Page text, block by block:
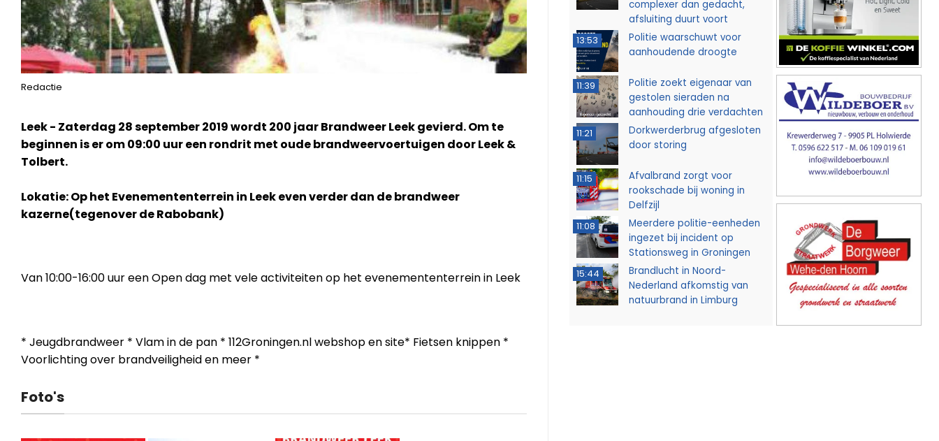
Redactie
Leek - Zaterdag 28 september 2019 wordt 200 jaar Brandweer Leek gevierd. Om te
beginnen is er om 09:00 uur een rondrit met oude brandweervoertuigen door Leek &
Tolbert.
Lokatie: Op het Evenemententerrein in Leek even verder dan de brandweer
kazerne(tegenover de Rabobank)
Van 10:00-16:00 uur een Open dag met vele activiteiten op het evenemententerrein in Leek
* Jeugdbrandweer * Vlam in de pan * 112Groningen.nl webshop en site* Fietsen knippen *
Voorlichting over brandveiligheid en meer *
Foto's
complexer dan gedacht,
afsluiting duurt voort
13:53
Politie waarschuwt voor
aanhoudende droogte
11:39
Politie zoekt eigenaar van
gestolen sieraden na
aanhouding drie verdachten
11:21
Dorkwerderbrug afgesloten
door storing
11:15
Afvalbrand zorgt voor
rookschade bij woning in
Delfzijl
11:08
Meerdere politie-eenheden
ingezet bij incident op
Stationsweg in Groningen
15:44
Brandlucht in Noord-
Nederland afkomstig van
natuurbrand in Limburg